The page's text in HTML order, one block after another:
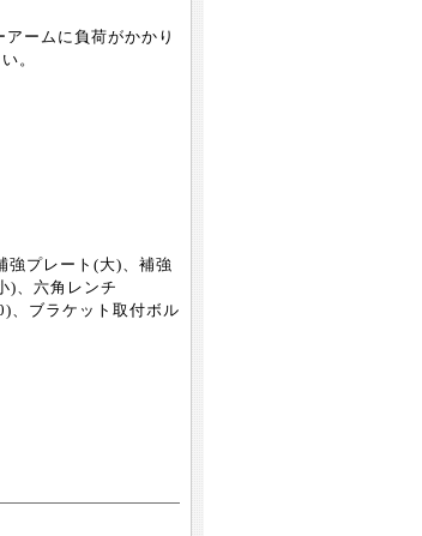
ームに負荷がかかり
。
強プレート(大)、補強
)、六角レンチ
、ブラケット取付ボル